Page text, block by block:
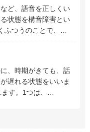
ど、語音を正しくい
状態を構音障害とい
ふつうのことで、…
、時期がきても、話
遅れる状態をいいま
す。1つは、…